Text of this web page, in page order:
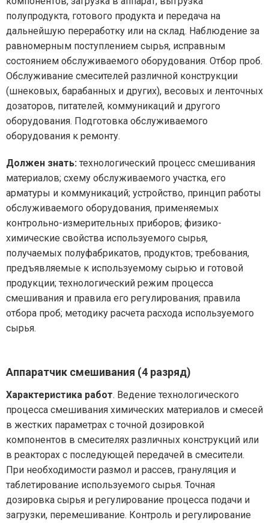
полупродукта, готового продукта и передача на
дальнейшую переработку или на склад. Наблюдение за
равномерным поступлением сырья, исправным
состоянием обслуживаемого оборудования. Отбор проб.
Обслуживание смесителей различной конструкции
(шнековых, барабанных и других), весовых и ленточных
дозаторов, питателей, коммуникаций и другого
оборудования. Подготовка обслуживаемого
оборудования к ремонту.
Должен знать: технологический процесс смешивания
материалов; схему обслуживаемого участка, его
арматуры и коммуникаций; устройство, принцип работы
обслуживаемого оборудования, применяемых
контрольно-измерительных приборов; физико-
химические свойства используемого сырья,
получаемых полуфабрикатов, продуктов; требования,
предъявляемые к используемому сырью и готовой
продукции; технологический режим процесса
смешивания и правила его регулирования; правила
отбора проб; методику расчета расхода используемого
сырья.
Аппаратчик смешивания (4 разряд)
Характеристика работ. Ведение технологического
процесса смешивания химических материалов и смесей
в жестких параметрах с точной дозировкой
компонентов в смесителях различных конструкций или
в реакторах с последующей передачей в смесители.
При необходимости размол и рассев, грануляция и
таблетирование используемого сырья. Точная
дозировка сырья и регулирование процесса подачи и
загрузки, перемешивание. Контроль и регулирование